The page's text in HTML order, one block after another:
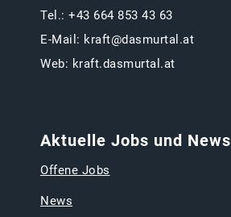
Tel.: +43 664 853 43 63
E-Mail: kraft@dasmurtal.at
Web: kraft.dasmurtal.at
Aktuelle Jobs und News
Offene Jobs
News